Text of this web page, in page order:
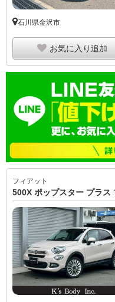
石川県金沢市
お気に入り追加
フィアット
500X ポップスター プラス